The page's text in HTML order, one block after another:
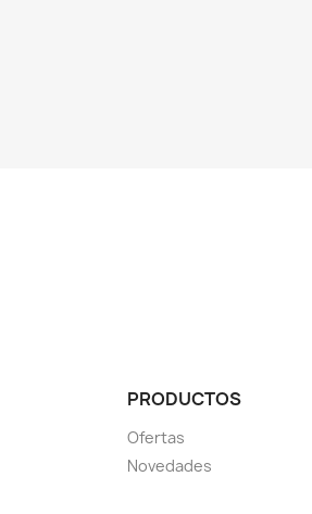
PRODUCTOS
Ofertas
Novedades